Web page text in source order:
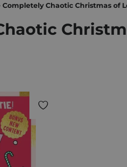
Completely Chaotic Christmas of